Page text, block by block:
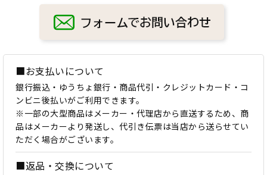
■お支払いについて
銀行振込・ゆうちょ銀行・商品代引・クレジットカード・コ
ンビニ後払いがご利用できます。
※一部の大型商品はメーカー・代理店から直送するため、商
品はメーカーより発送し、代引き伝票は当店から送らせてい
ただく場合がございます。
■返品・交換について